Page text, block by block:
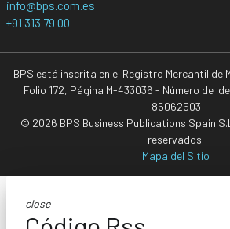
info@bps.com.es
+91 313 79 00
BPS está inscrita en el Registro Mercantil de
Folio 172, Página M-433036 - Número de
85062503
© 2026 BPS Business Publications Spain
reservados.
Mapa del Sitio
close